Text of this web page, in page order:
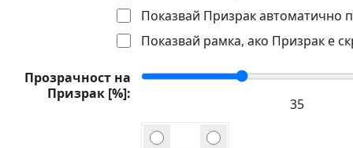
Показвай Призрак автоматично
Показвай рамка, ако Призрак е
Прозрачност на
Призрак [%]